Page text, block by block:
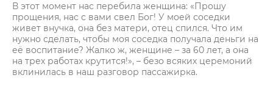
В этот момент нас перебила женщина: «Прошу
прощения, нас с вами свел Бог! У моей соседки
живет внучка, она без матери, отец спился. Что им
нужно сделать, чтобы моя соседка получала деньги на
её воспитание? Жалко ж, женщине – за 60 лет, а она
на трех работах крутится!», – безо всяких церемоний
вклинилась в наш разговор пассажирка.